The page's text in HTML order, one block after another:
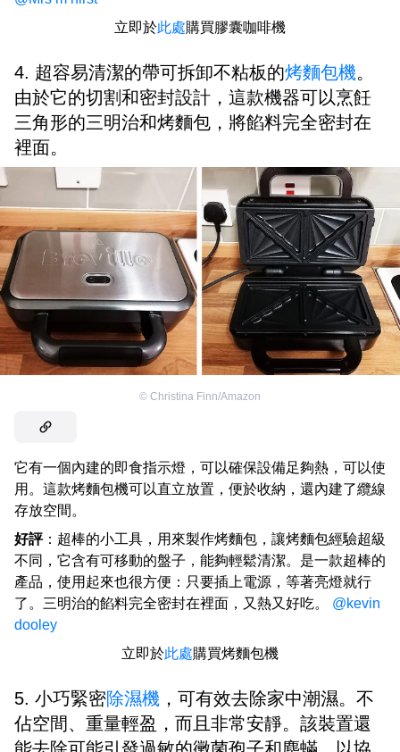
立即於此處購買膠囊咖啡機
4. 超容易清潔的帶可拆卸不粘板的烤麵包機。
由於它的切割和密封設計，這款機器可以烹飪
三角形的三明治和烤麵包，將餡料完全密封在
裡面。
© Christina Finn/Amazon
它有一個內建的即食指示燈，可以確保設備足夠熱，可以使
用。這款烤麵包機可以直立放置，便於收納，還內建了纜線
存放空間。
好評：超棒的小工具，用來製作烤麵包，讓烤麵包經驗超級
不同，它含有可移動的盤子，能夠輕鬆清潔。是一款超棒的
產品，使用起來也很方便：只要插上電源，等著亮燈就行
了。三明治的餡料完全密封在裡面，又熱又好吃。 @kevin
dooley
立即於此處購買烤麵包機
5. 小巧緊密除濕機 ，可有效去除家中潮濕。不
佔空間、重量輕盈，而且非常安靜。該裝置還